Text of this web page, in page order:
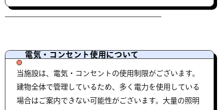
電気・コンセント使用について
当施設は、電気・コンセントの使用制限がございます。
建物全体で管理しているため、多く電力を使用している
場合はご案内できない可能性がございます。大量の照明